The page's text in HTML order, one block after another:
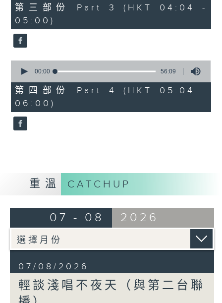
56
minutes,
10
seconds
第三部份 Part 3 (HKT 04:04 -
05:00)
seconds
56
minutes,
9
seconds
00:00 56:09
第四部份 Part 4 (HKT 05:04 -
06:00)
重溫 CATCHUP
07 - 08 2026
07/08/2026
輕談淺唱不夜天（與第二台聯